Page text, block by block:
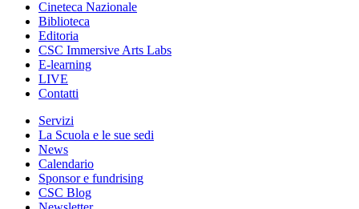
Cineteca Nazionale
Biblioteca
Editoria
CSC Immersive Arts Labs
E-learning
LIVE
Contatti
Servizi
La Scuola e le sue sedi
News
Calendario
Sponsor e fundrising
CSC Blog